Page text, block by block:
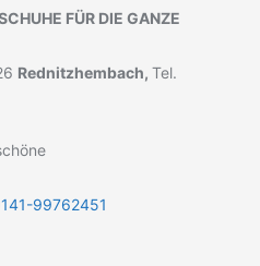
FÜR DIE GANZE
Rednitzhembach, Tel.
99762451